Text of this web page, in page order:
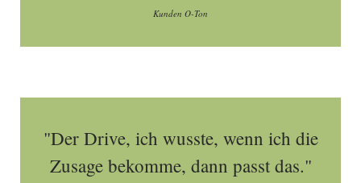
Kunden O-Ton
"Der Drive, ich wusste, wenn ich die
Zusage bekomme, dann passt das."